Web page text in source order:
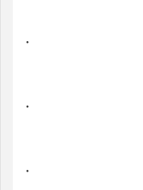
・
・
・